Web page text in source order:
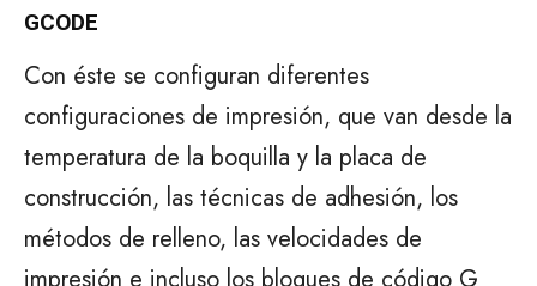
GCODE
Con éste se configuran diferentes
configuraciones de impresión, que van desde la
temperatura de la boquilla y la placa de
construcción, las técnicas de adhesión, los
métodos de relleno, las velocidades de